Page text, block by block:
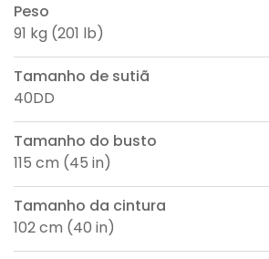
Peso
91 kg (201 lb)
Tamanho de sutiã
40DD
Tamanho do busto
115 cm (45 in)
Tamanho da cintura
102 cm (40 in)